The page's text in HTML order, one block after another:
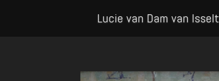
Lucie van Dam van Isselt